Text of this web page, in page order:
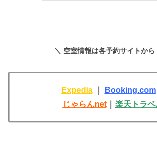
＼ 空室情報は各予約サイトから
Expedia
Booking.com
じゃらんnet｜ 楽天トラベ